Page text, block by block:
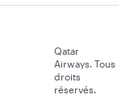
Qatar
Airways. Tous
droits
réservés.